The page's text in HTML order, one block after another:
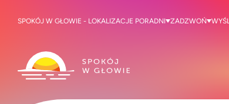
SPOKÓJ W GŁOWIE - LOKALIZACJE PORADNI ZADZWOŃ